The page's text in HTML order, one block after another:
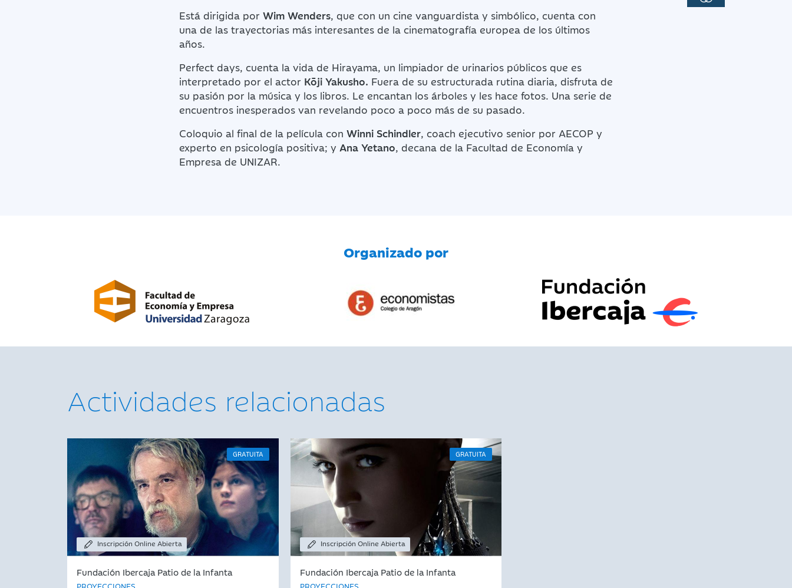
Está dirigida por Wim Wenders, que con un cine vanguardista y simbólico, cuenta con
una de las trayectorias más interesantes de la cinematografía europea de los últimos
años.
Perfect days, cuenta la vida de Hirayama, un limpiador de urinarios públicos que es
interpretado por el actor Kōji Yakusho. Fuera de su estructurada rutina diaria, disfruta de
su pasión por la música y los libros. Le encantan los árboles y les hace fotos. Una serie de
encuentros inesperados van revelando poco a poco más de su pasado.
Coloquio al final de la película con Winni Schindler, coach ejecutivo senior por AECOP y
experto en psicología positiva; y Ana Yetano, decana de la Facultad de Economía y
Empresa de UNIZAR.
Organizado por
Actividades relacionadas
GRATUITA
Inscripción Online Abierta
Fundación Ibercaja Patio de la Infanta
GRATUITA
Inscripción Online Abierta
Fundación Ibercaja Patio de la Infanta